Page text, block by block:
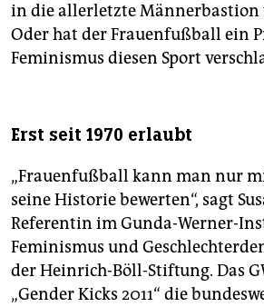
in die allerletzte Männerbastion
Oder hat der Frauenfußball ein
Feminismus diesen Sport
Erst seit 1970 erlaubt
„Frauenfußball kann man nur
seine Historie bewerten“, sagt
Referentin im Gunda-Werner-
Feminismus und
der Heinrich-Böll-Stiftung. Das
„Gender Kicks 2011“ die